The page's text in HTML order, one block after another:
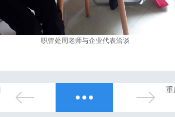
职管处周老师与企业代表洽谈
重